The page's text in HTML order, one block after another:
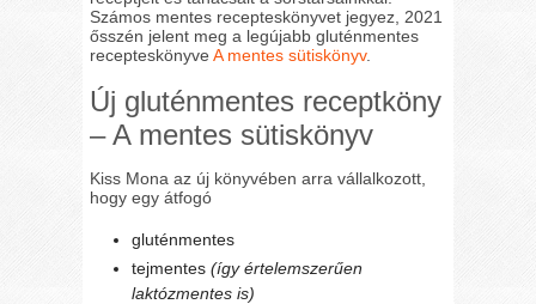
Számos mentes recepteskönyvet jegyez, 2021
ősszén jelent meg a legújabb gluténmentes
recepteskönyveA mentes sütiskönyv.
Új gluténmentes receptköny
– A mentes sütiskönyv
Kiss Mona az új könyvében arra vállalkozott,
hogy egy átfogó
gluténmentes
tejmentes(így értelemszerűen
laktózmentes is)